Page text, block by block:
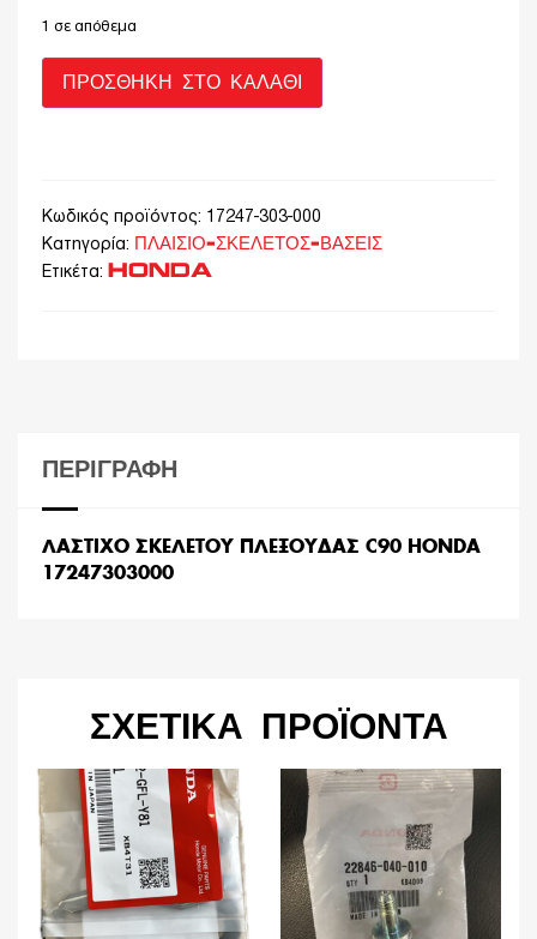
1 σε απόθεμα
ΠΡΟΣΘΉΚΗ ΣΤΟ ΚΑΛΆΘΙ
Κωδικός προϊόντος: 17247-303-000
Κατηγορία:
ΠΛΑΙΣΙΟ-ΣΚΕΛΕΤΟΣ-ΒΑΣΕΙΣ
Ετικέτα: HONDA
ΠΕΡΙΓΡΑΦΉ
ΛΑΣΤΙΧΟ ΣΚΕΛΕΤΟΥ ΠΛΕΞΟΥΔΑΣ C90 HONDA
17247303000
ΣΧΕΤΙΚΆ ΠΡΟΪΌΝΤΑ